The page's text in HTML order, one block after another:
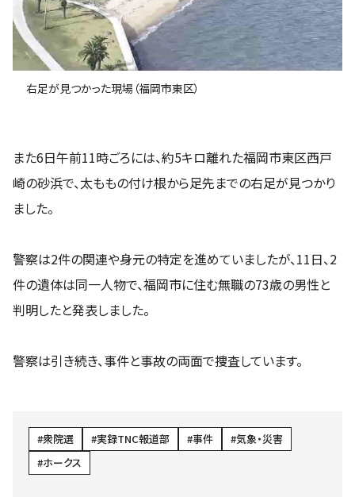
右足が見つかった現場（福岡市東区）
また6日午前11時ごろには、約5キロ離れた福岡市東区西戸
崎の砂浜で、太ももの付け根から足先までの右足が見つかり
ました。
警察は2件の関連や身元の特定を進めていましたが、11日、2
件の遺体は同一人物で、福岡市に住む無職の73歳の男性と
判明したと発表しました。
警察は引き続き、事件と事故の両面で捜査しています。
衆院選 実録TNC報道部 事件
気象・災害
ホークス